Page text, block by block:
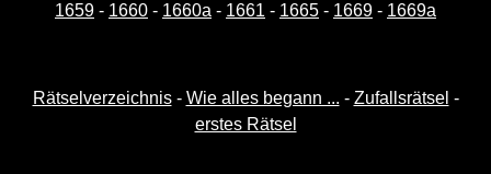
1659 - 1660 - 1660a - 1661 - 1665 - 1669 - 1669a
Rätselverzeichnis- Wie alles begann ... - Zufallsrätsel -
erstes Rätsel